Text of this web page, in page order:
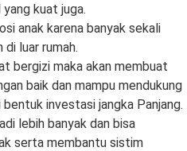
kuat juga.
anak karena banyak sekali
luar rumah.
bergizi maka akan membuat
baik dan mampu mendukung
investasi jangka Panjang.
lebih banyak dan bisa
serta membantu sistim